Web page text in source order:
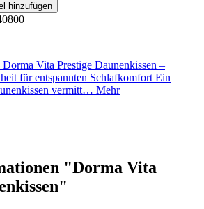
hinzufügen
Dorma Vita Prestige Daunenkissen –
für entspannten Schlafkomfort Ein
vermitt… Mehr
"Dorma Vita